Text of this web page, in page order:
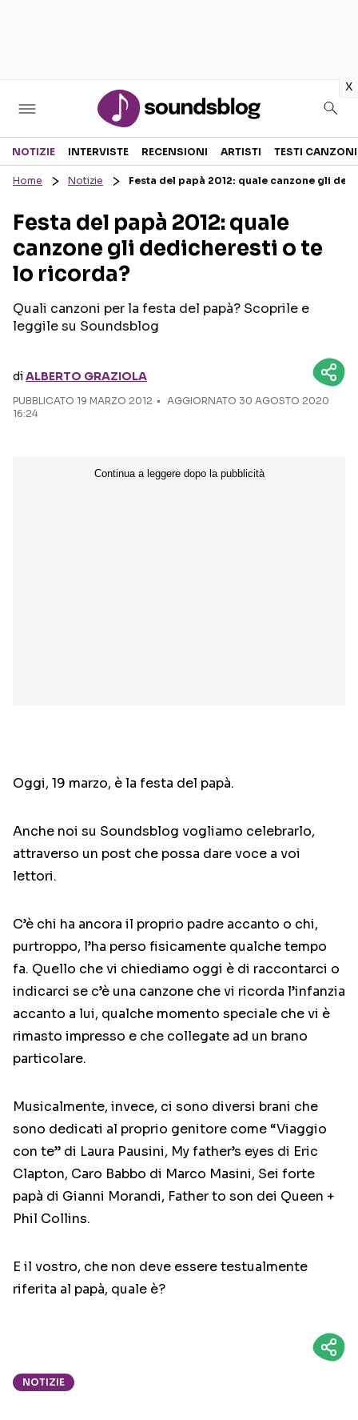
x
Sezioni
RECENSIONI MUSICALI
INTERVISTE
GOSSIP E CURIOSITÀ
TESTI CANZONI
TOUR ED EVENTI
Seguici sui social
NOTIZIE INTERVISTE RECENSIONI ARTISTI TESTI CANZONI
Home Notizie Festa del papà 2012: quale canzone gli
Festa del papà 2012: quale
canzone gli dedicheresti o te
lo ricorda?
Quali canzoni per la festa del papà? Scoprile e
leggile su Soundsblog
diALBERTO GRAZIOLA
PUBBLICATO 19 MARZO 2012
AGGIORNATO 30 AGOSTO 2020
16:24
Oggi, 19 marzo, è la festa del papà.
Anche noi su Soundsblog vogliamo celebrarlo,
attraverso un post che possa dare voce a voi
lettori.
C’è chi ha ancora il proprio padre accanto o chi,
purtroppo, l’ha perso fisicamente qualche tempo
fa. Quello che vi chiediamo oggi è di raccontarci o
indicarci se c’è una canzone che vi ricorda l’infanzia
accanto a lui, qualche momento speciale che vi è
rimasto impresso e che collegate ad un brano
particolare.
Musicalmente, invece, ci sono diversi brani che
sono dedicati al proprio genitore come “Viaggio
con te” di Laura Pausini, My father’s eyes di Eric
Clapton, Caro Babbo di Marco Masini, Sei forte
papà di Gianni Morandi, Father to son dei Queen +
Phil Collins.
E il vostro, che non deve essere testualmente
riferita al papà, quale è?
NOTIZIE